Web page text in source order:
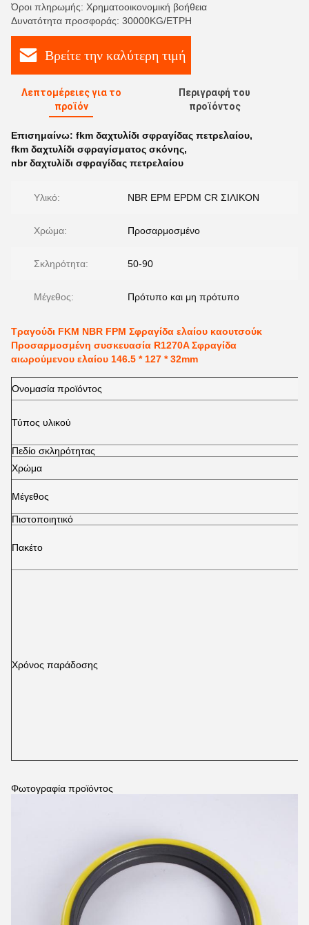
Όροι πληρωμής: Χρηματοοικονομική βοήθεια
Δυνατότητα προσφοράς: 30000KG/ΕΤΡΗ
Βρείτε την καλύτερη τιμή
Λεπτομέρειες για το
προϊόν
Περιγραφή του
προϊόντος
Επισημαίνω: fkm δαχτυλίδι σφραγίδας πετρελαίου,
fkm δαχτυλίδι σφραγίσματος σκόνης,
nbr δαχτυλίδι σφραγίδας πετρελαίου
Υλικό: NBR EPM EPDM CR ΣΙΛΙΚΟΝ
Χρώμα: Προσαρμοσμένο
Σκληρότητα: 50-90
Μέγεθος: Πρότυπο και μη πρότυπο
Τραγούδι FKM NBR FPM Σφραγίδα ελαίου καουτσούκ
Προσαρμοσμένη συσκευασία R1270A Σφραγίδα
αιωρούμενου ελαίου 146.5 * 127 * 32mm
Ονομασία προϊόντος
Τύπος υλικού
Πεδίο σκληρότητας
Χρώμα
Μέγεθος
Πιστοποιητικό
Πακέτο
Χρόνος παράδοσης
Φωτογραφία προϊόντος